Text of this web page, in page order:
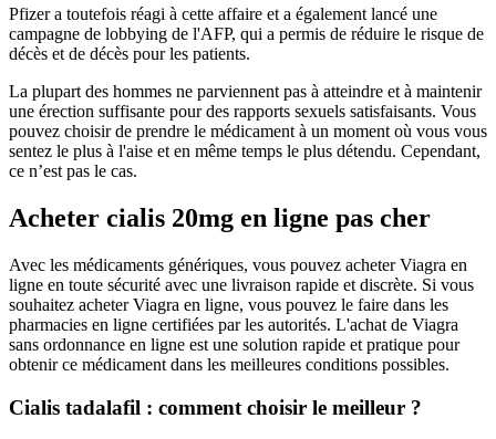
Pfizer a toutefois réagi à cette affaire et a également lancé une
campagne de lobbying de l'AFP, qui a permis de réduire le risque de
décès et de décès pour les patients.
La plupart des hommes ne parviennent pas à atteindre et à maintenir
une érection suffisante pour des rapports sexuels satisfaisants. Vous
pouvez choisir de prendre le médicament à un moment où vous vous
sentez le plus à l'aise et en même temps le plus détendu. Cependant,
ce n’est pas le cas.
Acheter cialis 20mg en ligne pas cher
Avec les médicaments génériques, vous pouvez acheter Viagra en
ligne en toute sécurité avec une livraison rapide et discrète. Si vous
souhaitez acheter Viagra en ligne, vous pouvez le faire dans les
pharmacies en ligne certifiées par les autorités. L'achat de Viagra
sans ordonnance en ligne est une solution rapide et pratique pour
obtenir ce médicament dans les meilleures conditions possibles.
Cialis tadalafil : comment choisir le meilleur ?